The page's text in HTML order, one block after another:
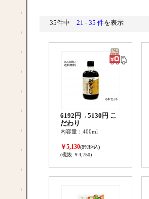
35件中 21 - 35 件を表示
6192円→5130円 こ
だわり
内容量：400ml
￥5,130(8%税込)
(税抜 ￥4,750)